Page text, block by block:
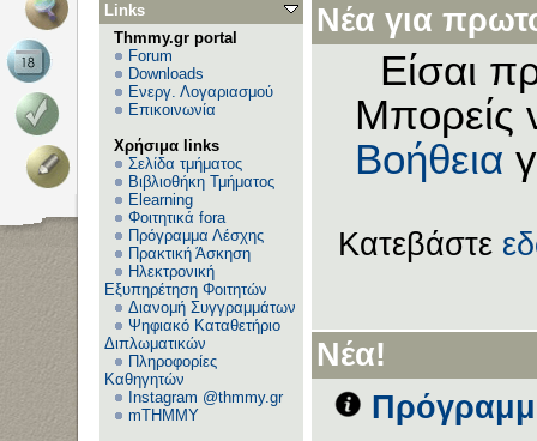
Links
Thmmy.gr portal
Forum
Downloads
Ενεργ. Λογαριασμού
Επικοινωνία
Χρήσιμα links
Σελίδα τμήματος
Βιβλιοθήκη Τμήματος
Elearning
Φοιτητικά fora
Πρόγραμμα Λέσχης
Πρακτική Άσκηση
Ηλεκτρονική
Εξυπηρέτηση Φοιτητών
Διανομή Συγγραμμάτων
Ψηφιακό Καταθετήριο
Διπλωματικών
Πληροφορίες
Καθηγητών
Instagram @thmmy.gr
mTHMMY
Νέα για
Είσαι
Μπορείς
Βοήθεια
Κατεβάστε
Νέα!